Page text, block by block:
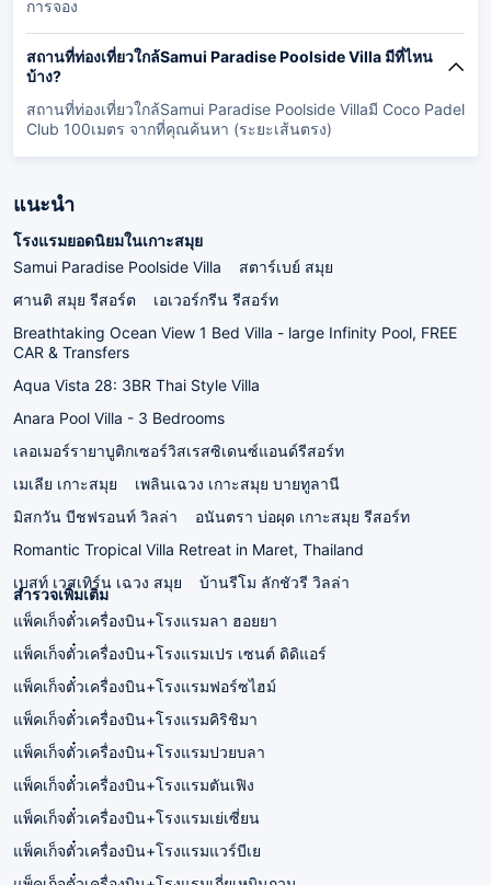
การจอง
สถานที่ท่องเที่ยวใกล้Samui Paradise Poolside Villa มีที่ไหน
บ้าง?
สถานที่ท่องเที่ยวใกล้Samui Paradise Poolside Villaมี Coco Padel
Club 100เมตร จากที่คุณค้นหา (ระยะเส้นตรง)
แนะนำ
โรงแรมยอดนิยมในเกาะสมุย
Samui Paradise Poolside Villa
สตาร์เบย์ สมุย
ศานติ สมุย รีสอร์ต
เอเวอร์กรีน รีสอร์ท
Breathtaking Ocean View 1 Bed Villa - large Infinity Pool, FREE
CAR & Transfers
Aqua Vista 28: 3BR Thai Style Villa
Anara Pool Villa - 3 Bedrooms
เลอเมอร์รายาบูติกเซอร์วิสเรสซิเดนซ์แอนด์รีสอร์ท
เมเลีย เกาะสมุย
เพลินเฉวง เกาะสมุย บายทูลานี
มิสกวัน บีชฟรอนท์ วิลล่า
อนันตรา บ่อผุด เกาะสมุย รีสอร์ท
Romantic Tropical Villa Retreat in Maret, Thailand
เบสท์ เวสเทิร์น เฉวง สมุย
บ้านรีโม ลักชัวรี วิลล่า
สำรวจเพิ่มเติม
แพ็คเก็จตั๋วเครื่องบิน+โรงแรมลา ฮอยยา
แพ็คเก็จตั๋วเครื่องบิน+โรงแรมเปร เซนต์ ดิดิแอร์
แพ็คเก็จตั๋วเครื่องบิน+โรงแรมฟอร์ซไฮม์
แพ็คเก็จตั๋วเครื่องบิน+โรงแรมคิริชิมา
แพ็คเก็จตั๋วเครื่องบิน+โรงแรมปวยบลา
แพ็คเก็จตั๋วเครื่องบิน+โรงแรมตันเฟิง
แพ็คเก็จตั๋วเครื่องบิน+โรงแรมเย่เซี่ยน
แพ็คเก็จตั๋วเครื่องบิน+โรงแรมแวร์บีเย